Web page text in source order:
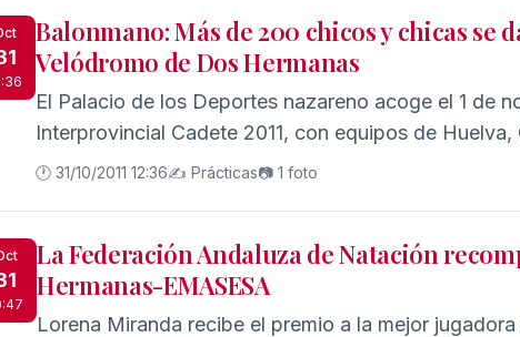
Balonmano: Más de 200 chicos y chicas se
Velódromo de Dos Hermanas
El Palacio de los Deportes nazareno acoge el 1 de
Interprovincial Cadete 2011, con equipos de
🕐 31/10/2011 12:36✍️ Prácticas📷 1 foto
La Federación Andaluza de Natación
Hermanas-EMASESA
Lorena Miranda recibe el premio a la mejor